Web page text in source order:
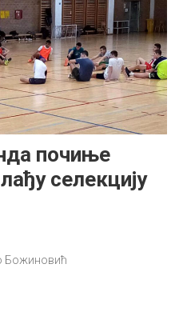
почиње
селекцију
Божиновић